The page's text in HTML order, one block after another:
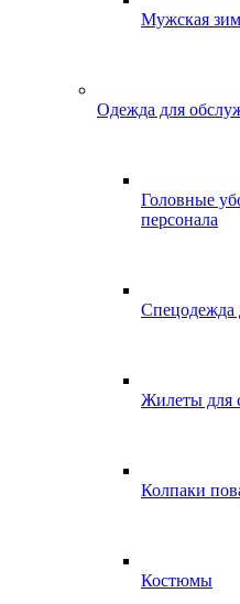
Мужская
Одежда для
Головные
персонала
Спецодежда
Жилеты для
Колпаки
Костюмы